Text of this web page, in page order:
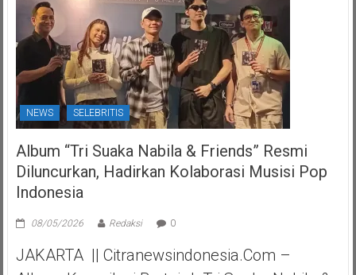
NEWS SELEBRITIS
Album “Tri Suaka Nabila & Friends” Resmi
Diluncurkan, Hadirkan Kolaborasi Musisi Pop
Indonesia
08/05/2026 Redaksi 0
JAKARTA || Citranewsindonesia.com –